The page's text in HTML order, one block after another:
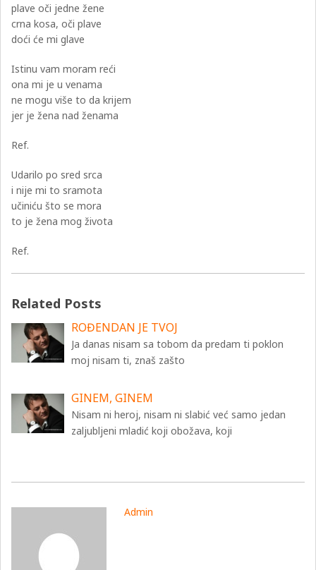
plave oči jedne žene
crna kosa, oči plave
doći će mi glave
Istinu vam moram reći
ona mi je u venama
ne mogu više to da krijem
jer je žena nad ženama
Ref.
Udarilo po sred srca
i nije mi to sramota
učiniću što se mora
to je žena mog života
Ref.
Related Posts
ROĐENDAN JE TVOJ
Ja danas nisam sa tobom da predam ti poklon
moj nisam ti, znaš zašto
GINEM, GINEM
Nisam ni heroj, nisam ni slabić već samo jedan
zaljubljeni mladić koji obožava, koji
Admin